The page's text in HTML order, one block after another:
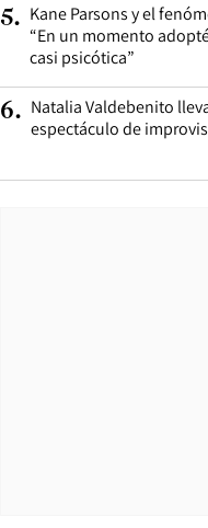
5. Kane Parsons y el
“En un momento
casi psicótica”
6. Natalia Valdebenito
espectáculo de